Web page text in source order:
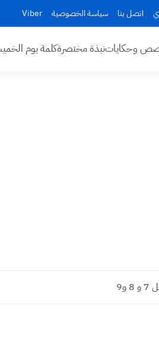
اتصل بنا سياسة الخصوصية Viber
وحكاياتنبذة مختصرةكلمة يوم